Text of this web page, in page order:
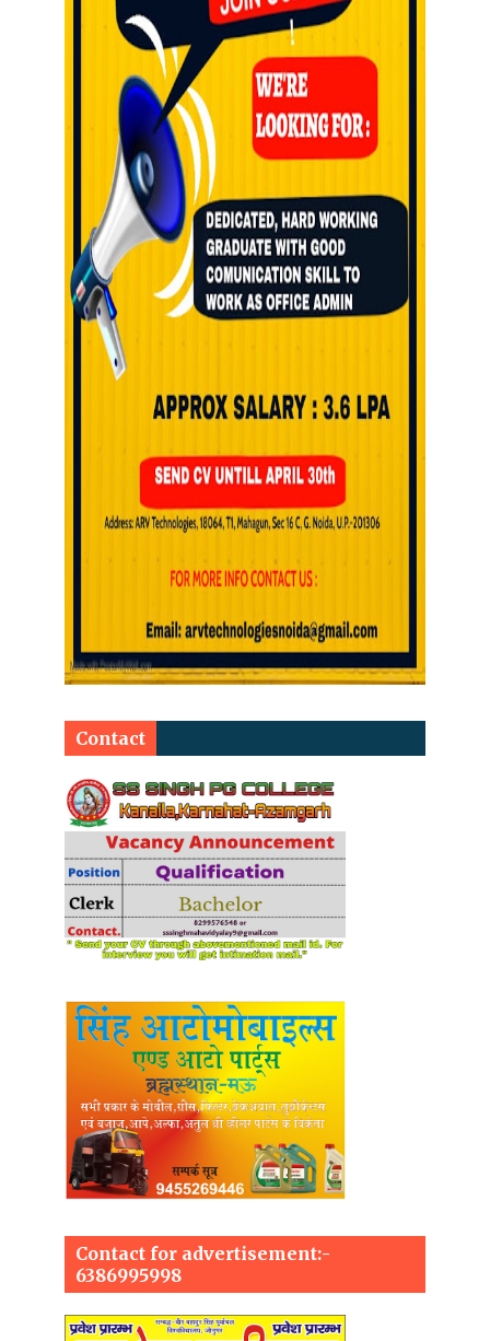
Contact
Contact for advertisement:-
6386995998